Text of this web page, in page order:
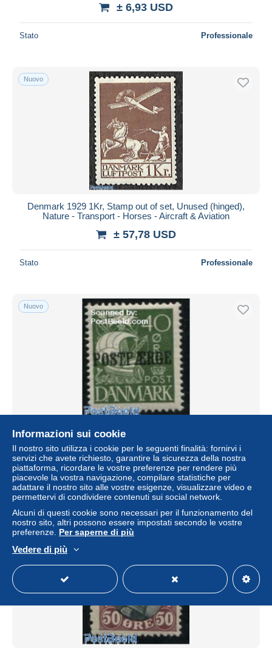
± 6,93 USD
Stato Professionale
Nuovo
Denmark 1929 1Kr, Stamp out of set, Unused (hinged),
Nature - Transport - Horses - Aircraft & Aviation
± 57,78 USD
Stato Professionale
Nuovo
Denmark 1927 40o, POSTFAERGE, Stamp out of set,
Mint NH, Transport - Ships and boats
± 31,78 USD
Stato Professionale
Nuovo
Informazioni sui cookie
Il nostro sito utilizza i cookie per le seguenti finalità: fornirvi i
servizi che avete richiesto, garantire la sicurezza della nostra
piattaforma, ricordare le vostre preferenze per rendere più
piacevole la vostra navigazione, compilare statistiche per
adattare il nostro sito alle vostre esigenze, visualizzare video e
permettervi di condividere contenuti sui social network.
Alcuni di questi cookie sono necessari per il funzionamento del
nostro sito, altri possono essere impostati secondo le vostre
preferenze. Per saperne di più
Vedere di più